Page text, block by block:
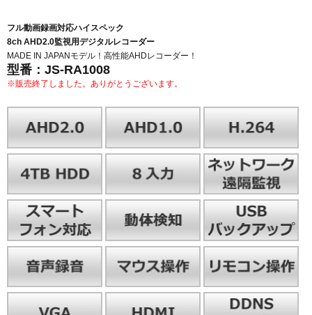
フル動画録画対応ハイスペック
8ch AHD2.0監視用デジタルレコーダー
MADE IN JAPANモデル！高性能AHDレコーダー！
型番：JS-RA1008
※販売終了しました。ありがとうございます。